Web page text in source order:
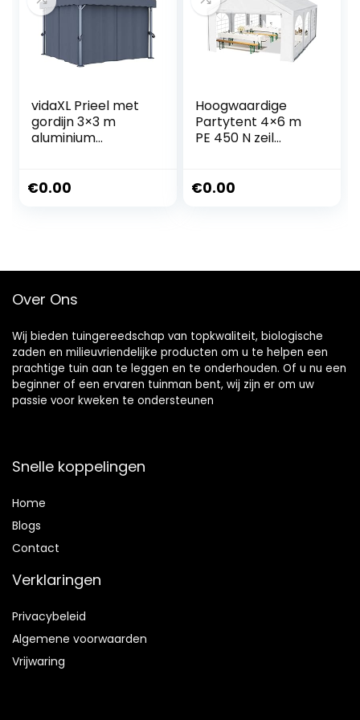
2.2m*1.8m)
vidaXL Prieel met
gordijn 3×3 m
aluminium
€0.00
Hoogwaardige
Partytent 4×6 m
PE 450 N zeil
€0.00
Over Ons
Wij bieden tuingereedschap van topkwaliteit, biologische
zaden en milieuvriendelijke producten om u te helpen een
prachtige tuin aan te leggen en te onderhouden. Of u nu een
beginner of een ervaren tuinman bent, wij zijn er om uw
passie voor kweken te ondersteunen
Snelle koppelingen
Home
Blogs
Contact
Verklaringen
Privacybeleid
Algemene voorwaarden
Vrijwaring